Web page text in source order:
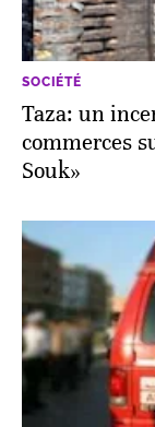
SOCIÉTÉ
Taza: un
commerces
Souk»